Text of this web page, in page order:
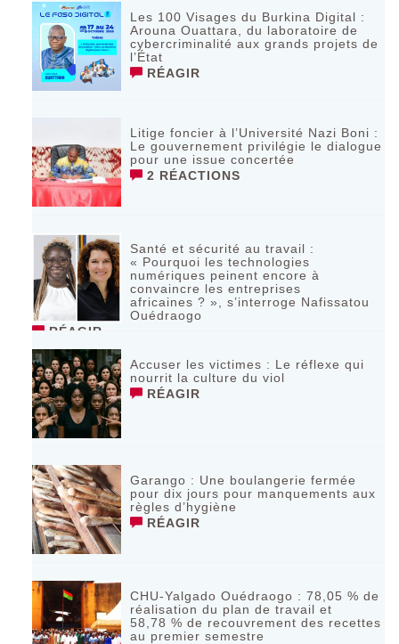
Les 100 Visages du Burkina Digital :
Arouna Ouattara, du laboratoire de
cybercriminalité aux grands projets de
l’État
RÉAGIR
Litige foncier à l’Université Nazi Boni :
Le gouvernement privilégie le dialogue
pour une issue concertée
2 RÉACTIONS
Santé et sécurité au travail :
« Pourquoi les technologies
numériques peinent encore à
convaincre les entreprises
africaines ? », s’interroge Nafissatou
Ouédraogo
RÉAGIR
Accuser les victimes : Le réflexe qui
nourrit la culture du viol
RÉAGIR
Garango : Une boulangerie fermée
pour dix jours pour manquements aux
règles d’hygiène
RÉAGIR
CHU-Yalgado Ouédraogo : 78,05 % de
réalisation du plan de travail et
58,78 % de recouvrement des recettes
au premier semestre